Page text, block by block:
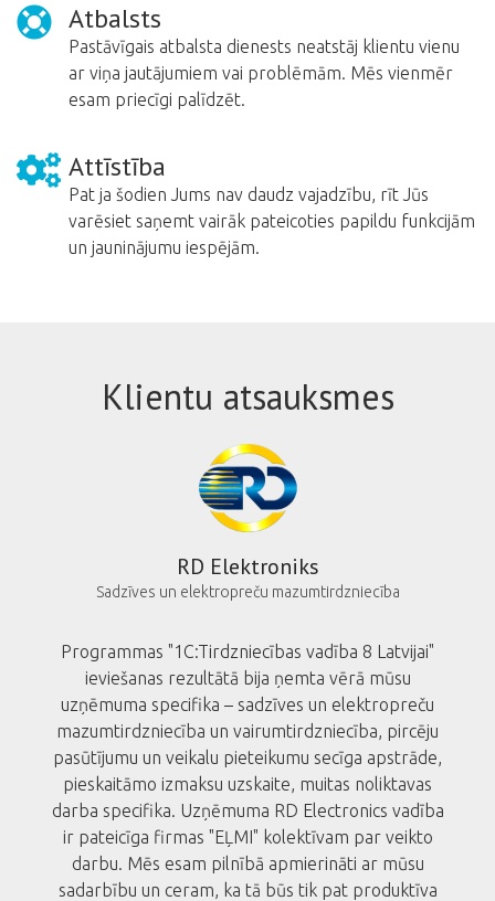
Atbalsts
Pastāvīgais atbalsta dienests neatstāj klientu vienu
ar viņa jautājumiem vai problēmām. Mēs vienmēr
esam priecīgi palīdzēt.
Attīstība
Pat ja šodien Jums nav daudz vajadzību, rīt Jūs
varēsiet saņemt vairāk pateicoties papildu funkcijām
un jauninājumu iespējām.
Klientu atsauksmes
RD Elektroniks
Sadzīves un elektropreču mazumtirdzniecība
Programmas "1C:Tirdzniecības vadība 8 Latvijai"
ieviešanas rezultātā bija ņemta vērā mūsu
uzņēmuma specifika – sadzīves un elektropreču
mazumtirdzniecība un vairumtirdzniecība, pircēju
pasūtījumu un veikalu pieteikumu secīga apstrāde,
pieskaitāmo izmaksu uzskaite, muitas noliktavas
darba specifika. Uzņēmuma RD Electronics vadība
ir pateicīga firmas "EĻMI" kolektīvam par veikto
darbu. Mēs esam pilnībā apmierināti ar mūsu
sadarbību un ceram, ka tā būs tik pat produktīva